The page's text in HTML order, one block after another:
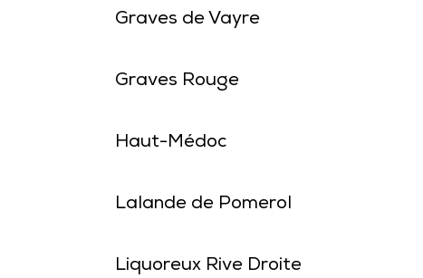
Graves de Vayre
Graves Rouge
Haut-Médoc
Lalande de Pomerol
Liquoreux Rive Droite